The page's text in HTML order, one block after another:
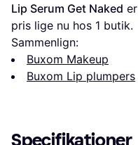
Lip Serum Get Naked er
pris lige nu hos 1 butik.
Sammenlign:
Buxom Makeup
Buxom Lip plumpers
Specifikationer